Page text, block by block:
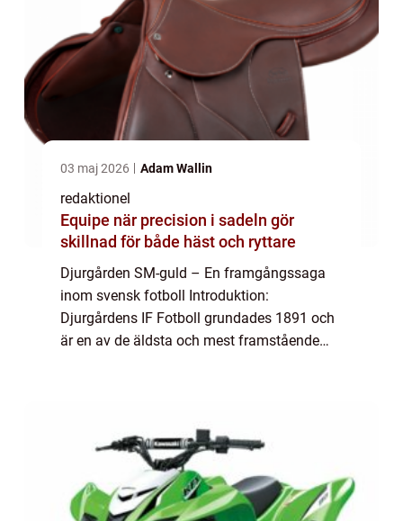
03 maj 2026 Adam Wallin
redaktionel
Equipe när precision i sadeln gör
skillnad för både häst och ryttare
Djurgården SM-guld – En framgångssaga
inom svensk fotboll Introduktion:
Djurgårdens IF Fotboll grundades 1891 och
är en av de äldsta och mest framstående